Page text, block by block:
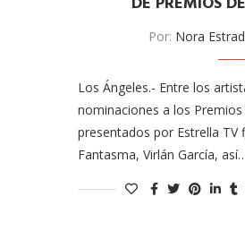
Por: Nora
Los Ángeles.- Entre los
nominaciones a los Premios
presentados por Estrella TV
Fantasma, Virlán García,